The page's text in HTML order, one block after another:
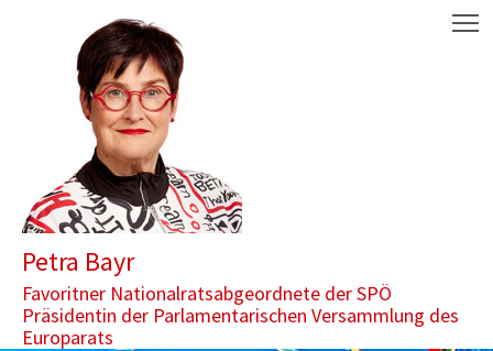
Aktuelle Seite: Bayr zum Internationalen Tag der
Petra Bayr
Favoritner Nationalratsabgeordnete der SPÖ
Präsidentin der Parlamentarischen Versammlung des
Europarats